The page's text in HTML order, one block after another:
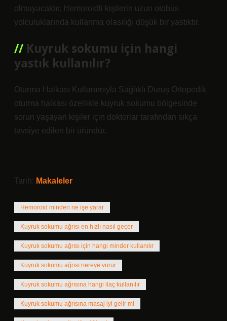
olmayacaktır. Hemoroidli kişilerin uzun otobüs
yolculuklarında kullanma olasılığı düşük bir yastıktır.
Kuyruk sokumu için hangi
yastık kullanılır?
Oturma Halkası Kullanımıyla Sağlıklı Duruş Ortopedik
oturma halkası özellikle kuyruk sokumu bölgesinde
sorun yaşayan kişiler için doktorlar tarafından sıkça
tavsiye edilen bir üründür.
Tarih: Makaleler
Hemoroid minderi ne işe yarar
Kuyruk sokumu ağrısı en hızlı nasıl geçer
Kuyruk sokumu ağrısı için hangi minder kullanılır
Kuyruk sokumu ağrısı nereye vurur
Kuyruk sokumu ağrısına hangi ilaç kullanılır
Kuyruk sokumu ağrısına masaj iyi gelir mi